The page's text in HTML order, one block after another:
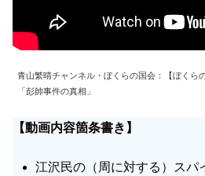
青山繁晴チャンネル・ぼくらの国会：【ぼくら
「彭帥事件の真相」
【動画内容箇条書き】
江沢民の（周に対する）スパ